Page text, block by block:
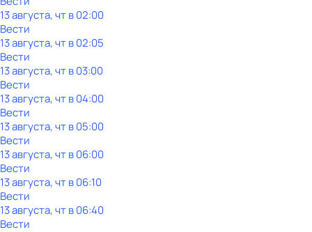
13 августа, чт в 02:00
Вести
13 августа, чт в 02:05
Вести
13 августа, чт в 03:00
Вести
13 августа, чт в 04:00
Вести
13 августа, чт в 05:00
Вести
13 августа, чт в 06:00
Вести
13 августа, чт в 06:10
Вести
13 августа, чт в 06:40
Вести